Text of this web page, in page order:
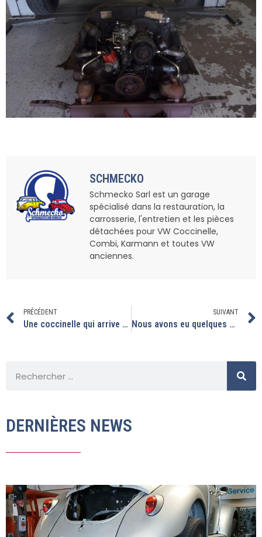
SCHMECKO
Schmecko Sarl est un garage
spécialisé dans la restauration, la
carrosserie, l'entretien et les pièces
détachées pour VW Coccinelle,
Combi, Karmann et toutes VW
anciennes.
PRÉCÉDENT
Une coccinelle qui arrive de Hongrie
SUIVANT
Nous avons eu quelques belles coccinelles durant l’été
DERNIÈRES NEWS